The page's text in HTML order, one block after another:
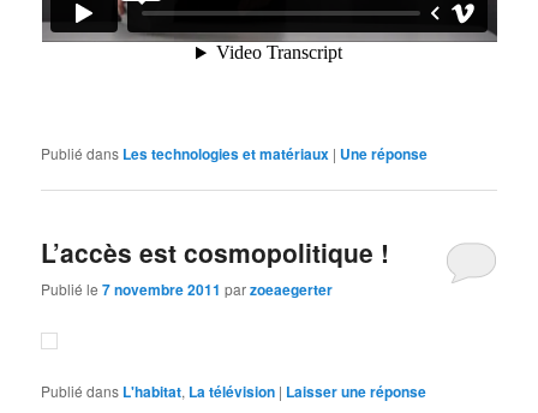
Publié dans Les technologies et matériaux | Uneréponse
L’accès est cosmopolitique !
Publié le7 novembre 2011 parzoeaegerter
Publié dans L'habitat, La télévision | Laisser une réponse